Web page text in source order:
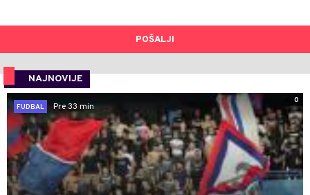
POŠALJI
NAJNOVIJE
0
FUDBAL
Pre 33 min